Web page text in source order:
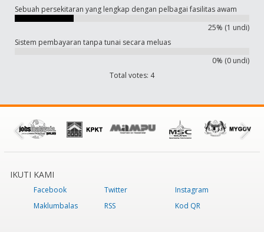
Sebuah persekitaran yang lengkap dengan pelbagai fasilitas awam
25% (1 undi)
Sistem pembayaran tanpa tunai secara meluas
0% (0 undi)
Total votes: 4
IKUTI KAMI
Facebook Twitter
Instagram
Maklumbalas
RSS Kod QR